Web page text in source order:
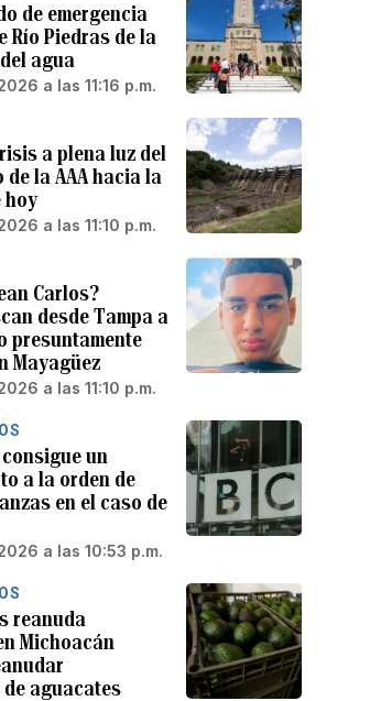
de emergencia
Río Piedras de la
agua
a las 11:16 p.m.
a plena luz del
la AAA hacia la
hoy
a las 11:10 p.m.
Carlos?
desde Tampa a
presuntamente
Mayagüez
a las 11:10 p.m.
un
a la orden de
en el caso de
a las 10:53 p.m.
reanuda
Michoacán
aguacates